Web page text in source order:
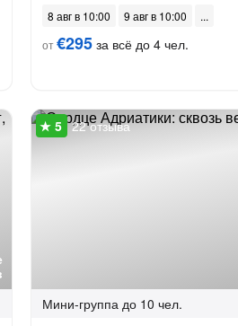
8 авг в 10:00
9 авг в 10:00
от€295 за всё до 4 чел.
22 отзыва
Мини-группа до 10 чел.